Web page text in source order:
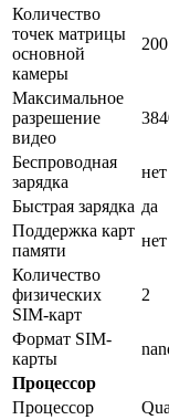
Количество
точек матрицы
основной
камеры
Максимальное
разрешение
видео
Беспроводная
зарядка
нет
Быстрая зарядка да
Поддержка карт
памяти
нет
Количество
физических
SIM-карт
2
Формат SIM-
карты
Процессор
Процессор